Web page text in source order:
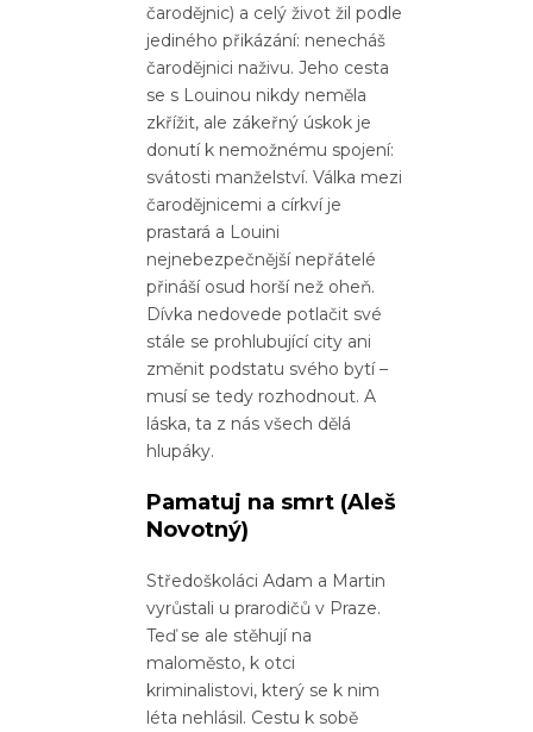
čarodějnic) a celý život žil podle
jediného přikázání: nenecháš
čarodějnici naživu. Jeho cesta
se s Louinou nikdy neměla
zkřížit, ale zákeřný úskok je
donutí k nemožnému spojení:
svátosti manželství. Válka mezi
čarodějnicemi a církví je
prastará a Louini
nejnebezpečnější nepřátelé
přináší osud horší než oheň.
Dívka nedovede potlačit své
stále se prohlubující city ani
změnit podstatu svého bytí –
musí se tedy rozhodnout. A
láska, ta z nás všech dělá
hlupáky.
Pamatuj na smrt (Aleš
Novotný)
Středoškoláci Adam a Martin
vyrůstali u prarodičů v Praze.
Teď se ale stěhují na
maloměsto, k otci
kriminalistovi, který se k nim
léta nehlásil. Cestu k sobě